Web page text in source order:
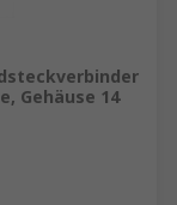
Gehäuse 14